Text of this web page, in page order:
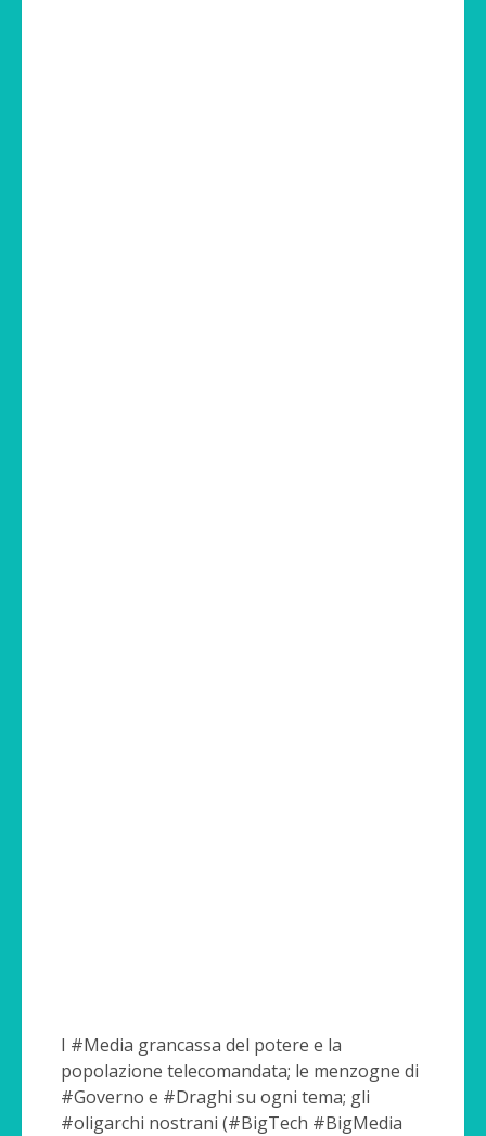
I #Media grancassa del potere e la
popolazione telecomandata; le menzogne di
#Governo e #Draghi su ogni tema; gli
#oligarchi nostrani (#BigTech #BigMedia